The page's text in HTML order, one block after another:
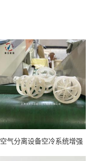
空气分离设备空冷系统增强